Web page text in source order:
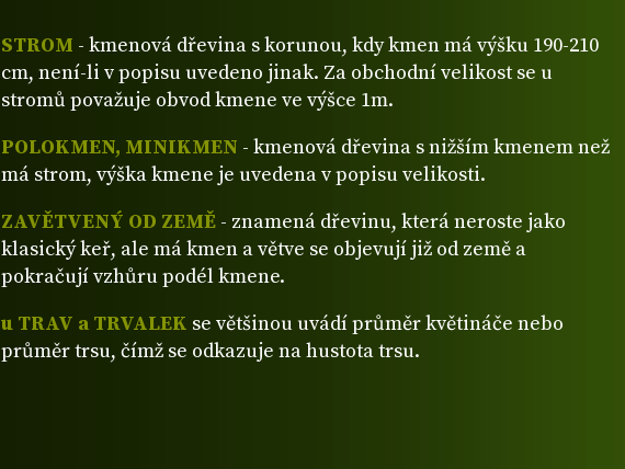
STROM - kmenová dřevina s korunou, kdy kmen má výšku 190-210
cm, není-li v popisu uvedeno jinak. Za obchodní velikost se u
stromů považuje obvod kmene ve výšce 1m.
POLOKMEN, MINIKMEN - kmenová dřevina s nižším kmenem než
má strom, výška kmene je uvedena v popisu velikosti.
ZAVĚTVENÝ OD ZEMĚ- znamená dřevinu, která neroste jako
klasický keř, ale má kmen a větve se objevují již od země a
pokračují vzhůru podél kmene.
u TRAV a TRVALEK se většinou uvádí průměr květináče nebo
průměr trsu, čímž se odkazuje na hustota trsu.